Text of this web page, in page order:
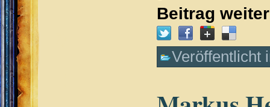
Beitrag
Veröffentlicht